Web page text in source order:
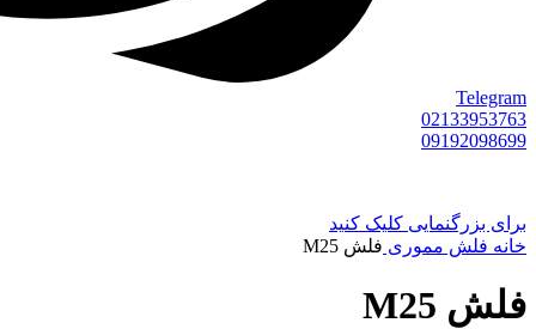
Telegram
02133953763
09192098699
برای بزرگنمایی کلیک کنید
خانه فلش مموری فلش M25
فلش M25